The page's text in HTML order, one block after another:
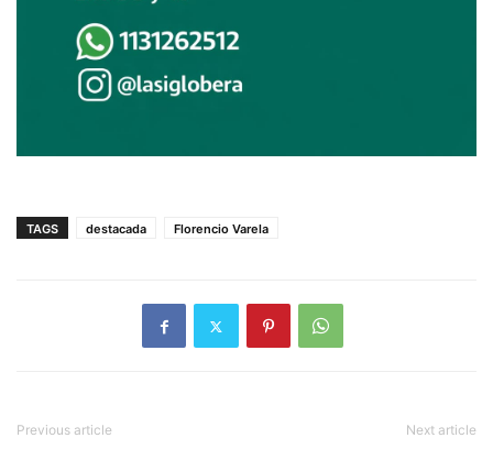
TAGS destacada Florencio Varela
Previous article Next article